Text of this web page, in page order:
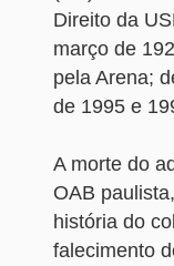
Direito da
março de
pela Arena;
de 1995 e
A morte do
OAB
história do
falecimento